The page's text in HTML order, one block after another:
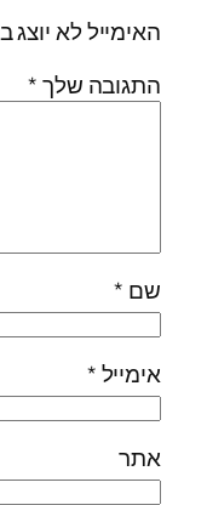
האימייל לא יוצג
התגובה שלך*
שם *
אימייל*
אתר